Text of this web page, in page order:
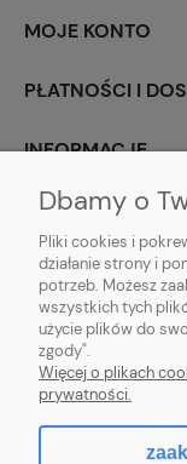
MOJE KONTO
PŁATNOŚCI I
INFORMACJE
O NAS
ZLARO| ul.
zlaro.krakow@gmail.com
Dbamy o
Pliki cookies i
działanie strony i
potrzeb. Możesz
wszystkich tych
użycie plików do
zgody".
Więcej o plikach
prywatności.